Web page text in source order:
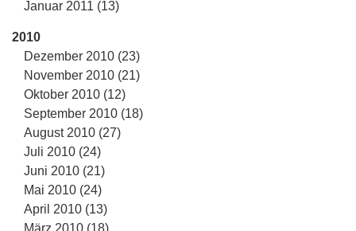
Januar 2011 (13)
2010
Dezember 2010 (23)
November 2010 (21)
Oktober 2010 (12)
September 2010 (18)
August 2010 (27)
Juli 2010 (24)
Juni 2010 (21)
Mai 2010 (24)
April 2010 (13)